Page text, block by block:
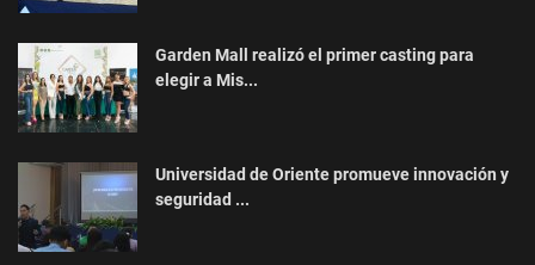
Garden Mall realizó el primer casting para
elegir a Mis...
Universidad de Oriente promueve innovación y
seguridad ...